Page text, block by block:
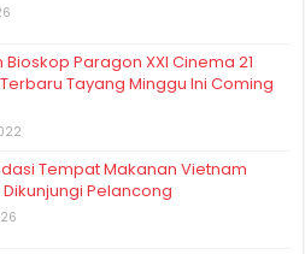
Bioskop Paragon XXI Cinema 21
Tayang Minggu Ini Coming
Tempat Makanan Vietnam
Pelancong